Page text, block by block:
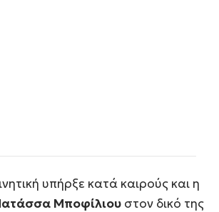
υπήρξε κατά καιρούς και η
Μποφίλιου στον δικό της